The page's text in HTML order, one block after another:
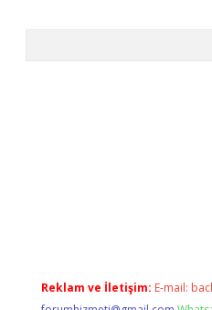
Reklam ve İletişim: E-mail: